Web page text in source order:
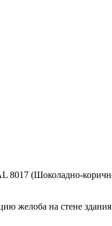
(Шоколадно-
желоба на стене